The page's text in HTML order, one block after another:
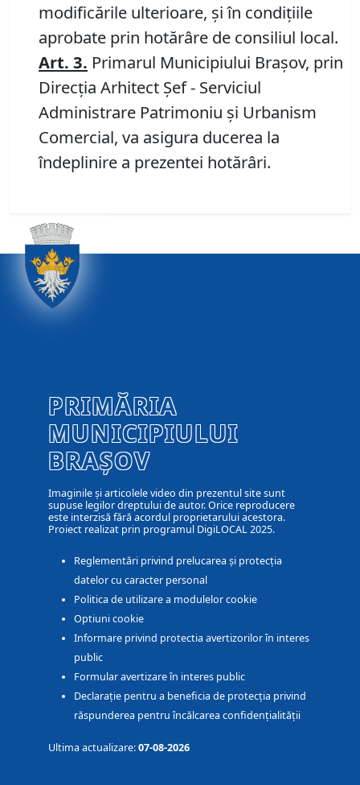
modificările ulterioare, şi în condiţiile
aprobate prin hotărâre de consiliul local.
Art. 3. Primarul Municipiului Braşov, prin
Direcţia Arhitect Şef - Serviciul
Administrare Patrimoniu şi Urbanism
Comercial, va asigura ducerea la
îndeplinire a prezentei hotărâri.
PRIMĂRIA
MUNICIPIULUI
BRAȘOV
Imaginile și articolele video din prezentul site sunt
supuse legilor dreptului de autor. Orice reproducere
este interzisă fără acordul proprietarului acestora.
Proiect realizat prin programul DigiLOCAL 2025.
Reglementări privind prelucarea și protecția
datelor cu caracter personal
Politica de utilizare a modulelor cookie
Optiuni cookie
Informare privind protectia avertizorilor în interes
public
Formular avertizare în interes public
Declarație pentru a beneficia de protecția privind
răspunderea pentru încălcarea confidențialității
Ultima actualizare:07-08-2026